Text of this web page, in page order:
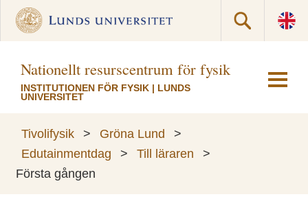
Nationellt resurscentrum för fysik
INSTITUTIONEN FÖR FYSIK | LUNDS
UNIVERSITET
Tivolifysik > Gröna Lund
>
Edutainmentdag
> Till läraren
>
Första gången